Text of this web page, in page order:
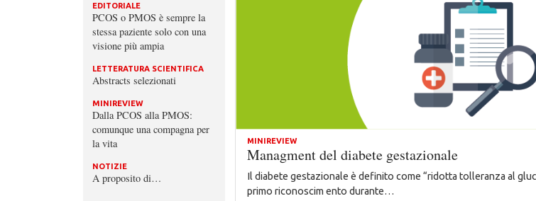
EDITORIALE
PCOS o PMOS è sempre la
stessa paziente solo con una
visione più ampia
LETTERATURA SCIENTIFICA
Abstracts selezionati
MINIREVIEW
Dalla PCOS alla PMOS:
comunque una compagna per
la vita
NOTIZIE
A proposito di…
MINIREVIEW
Managment del diabete gestazionale
Il diabete gestazionale è definito come “ridotta tolleranza al
primo riconoscim ento durante…